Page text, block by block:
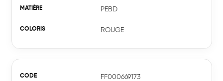
PEBD
ROUGE
FF000669173